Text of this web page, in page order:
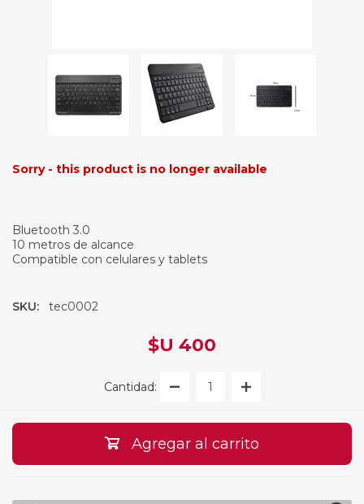
Sorry - this product is no longer available
Bluetooth 3.0
10 metros de alcance
Compatible con celulares y tablets
SKU: tec0002
$U 400
Cantidad:
Agregar al carrito